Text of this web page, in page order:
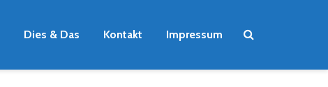
Dies & Das Kontakt Impressum